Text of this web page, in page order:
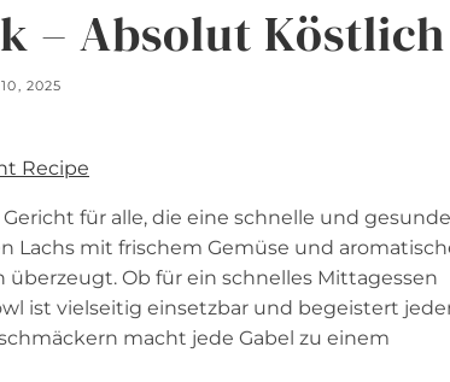
– Absolut Köstlich
2025
Recipe
für alle, die eine schnelle und gesunde
Lachs mit frischem Gemüse und
Ob für ein schnelles Mittagessen
ist vielseitig einsetzbar und begeistert
macht jede Gabel zu einem